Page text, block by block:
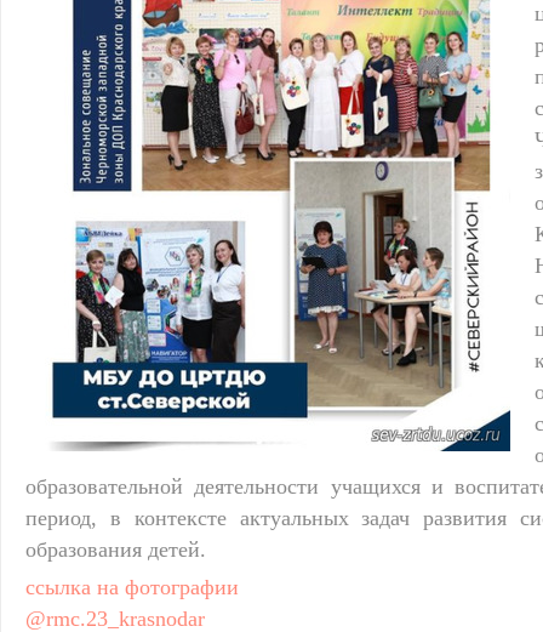
образовательной деятельности учащихся и
период, в контексте актуальных задач развития
образования детей.
ссылка на фотографии
@rmc.23_krasnodar